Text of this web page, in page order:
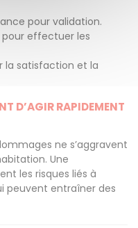
pour validation.
pour effectuer les
la satisfaction et la
D’AGIR RAPIDEMENT
ne s’aggravent
Une
les risques liés à
peuvent entraîner des